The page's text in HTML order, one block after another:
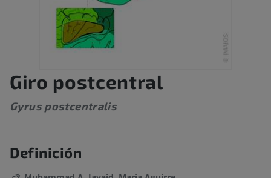
Giro postcentral
Gyrus postcentralis
Definición